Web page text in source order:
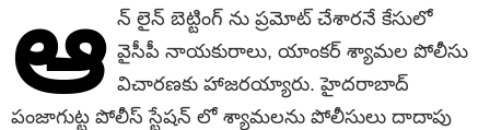
ఆ న్ లైన్ బెట్టింగ్ ను ప్రమోట్ చేశారనే కేసులో
వైసీపీ నాయకురాలు, యాంకర్ శ్యామల పోలీసు
విచారణకు హాజరయ్యారు. హైదరాబాద్
పంజాగుట్ట పోలీస్ స్టేషన్ లో శ్యామలను పోలీసులు దాదాపు